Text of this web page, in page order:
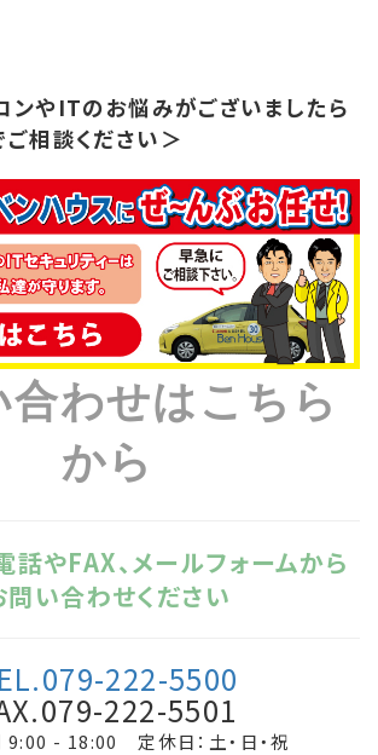
ンやITのお悩みがございましたら
相談ください＞
合わせはこちら
から
話やFAX、メールフォームから
問い合わせください
222-5500
222-5501
9:00 - 18:00 定休日：土・日・祝